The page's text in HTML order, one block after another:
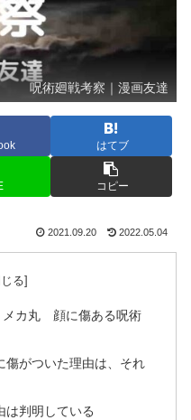
呪術廻戦考察｜漫画友達
はてブ
コピー
2021.09.20 2022.05.04
カ丸 顔に傷ある呪術
傷がついた理由は、それ
は判明している